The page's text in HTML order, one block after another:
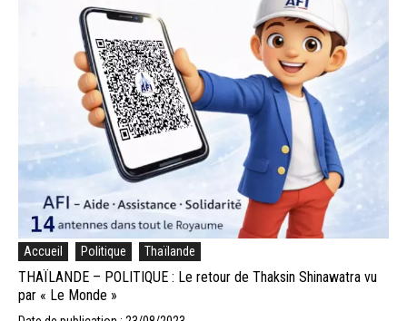
Accueil Politique Thaïlande
THAÏLANDE – POLITIQUE : Le retour de Thaksin Shinawatra vu
par « Le Monde »